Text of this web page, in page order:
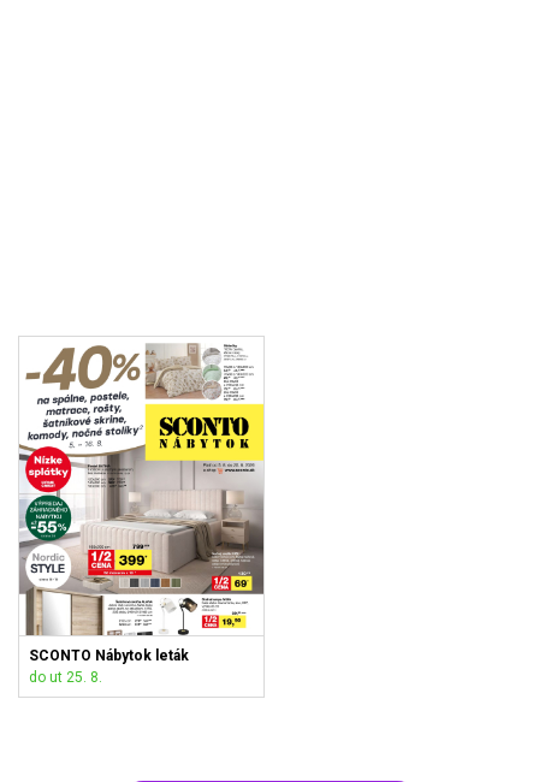
SCONTO Nábytok leták
do ut 25. 8.